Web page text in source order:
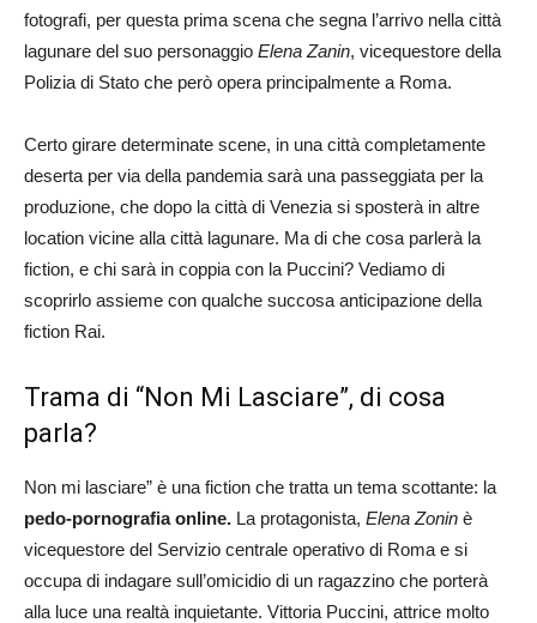
fotografi, per questa prima scena che segna l’arrivo nella città
lagunare del suo personaggio Elena Zanin, vicequestore della
Polizia di Stato che però opera principalmente a Roma.
Certo girare determinate scene, in una città completamente
deserta per via della pandemia sarà una passeggiata per la
produzione, che dopo la città di Venezia si sposterà in altre
location vicine alla città lagunare. Ma di che cosa parlerà la
fiction, e chi sarà in coppia con la Puccini? Vediamo di
scoprirlo assieme con qualche succosa anticipazione della
fiction Rai.
Trama di “Non Mi Lasciare”, di cosa
parla?
Non mi lasciare” è una fiction che tratta un tema scottante: la
pedo-pornografia online. La protagonista, Elena Zonin è
vicequestore del Servizio centrale operativo di Roma e si
occupa di indagare sull’omicidio di un ragazzino che porterà
alla luce una realtà inquietante. Vittoria Puccini, attrice molto